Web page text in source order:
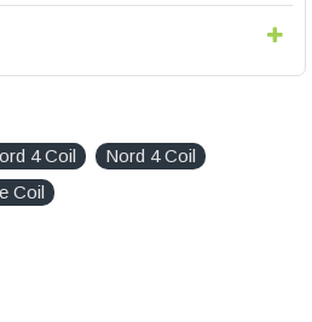
4 Coil
Nord 4 Coil
Coil